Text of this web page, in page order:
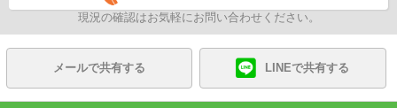
現況の確認はお気軽にお問い合わせください。
メールで共有する LINEで共有する